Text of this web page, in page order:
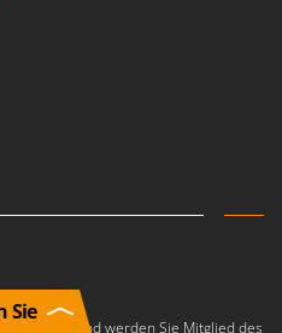
an und werden Sie Mitglied des
Sie